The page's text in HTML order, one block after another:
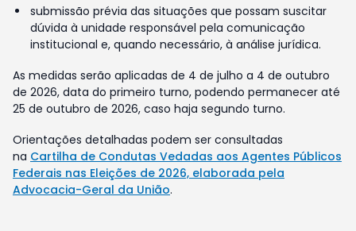
submissão prévia das situações que possam suscitar
dúvida à unidade responsável pela comunicação
institucional e, quando necessário, à análise jurídica.
As medidas serão aplicadas de 4 de julho a 4 de outubro
de 2026, data do primeiro turno, podendo permanecer até
25 de outubro de 2026, caso haja segundo turno.
Orientações detalhadas podem ser consultadas
na Cartilha de Condutas Vedadas aos Agentes Públicos
Federais nas Eleições de 2026, elaborada pela
Advocacia-Geral da União.